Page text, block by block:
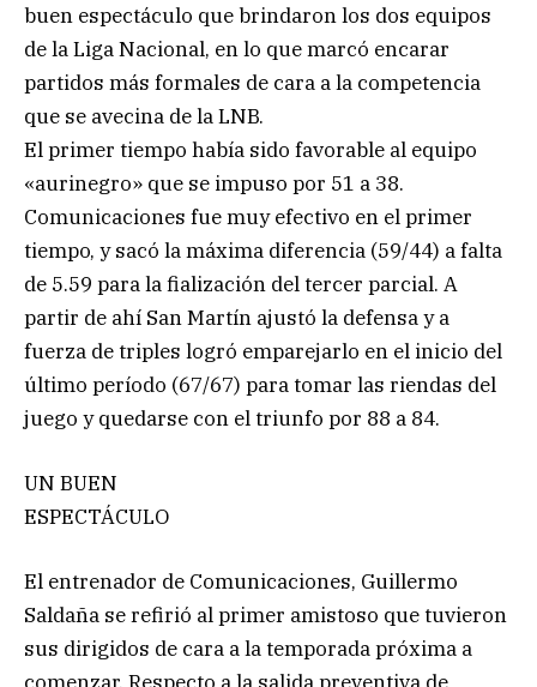
buen espectáculo que brindaron los dos equipos
de la Liga Nacional, en lo que marcó encarar
partidos más formales de cara a la competencia
que se avecina de la LNB.
El primer tiempo había sido favorable al equipo
«aurinegro» que se impuso por 51 a 38.
Comunicaciones fue muy efectivo en el primer
tiempo, y sacó la máxima diferencia (59/44) a falta
de 5.59 para la fialización del tercer parcial. A
partir de ahí San Martín ajustó la defensa y a
fuerza de triples logró emparejarlo en el inicio del
último período (67/67) para tomar las riendas del
juego y quedarse con el triunfo por 88 a 84.
UN BUEN
ESPECTÁCULO
El entrenador de Comunicaciones, Guillermo
Saldaña se refirió al primer amistoso que tuvieron
sus dirigidos de cara a la temporada próxima a